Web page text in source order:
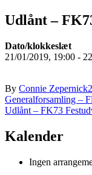
Udlånt –
Dato/klokkeslæt
21/01/2019, 19:00 -
By Connie Zepernick
Generalforsamling –
Udlånt – FK73
Kalender
Ingen